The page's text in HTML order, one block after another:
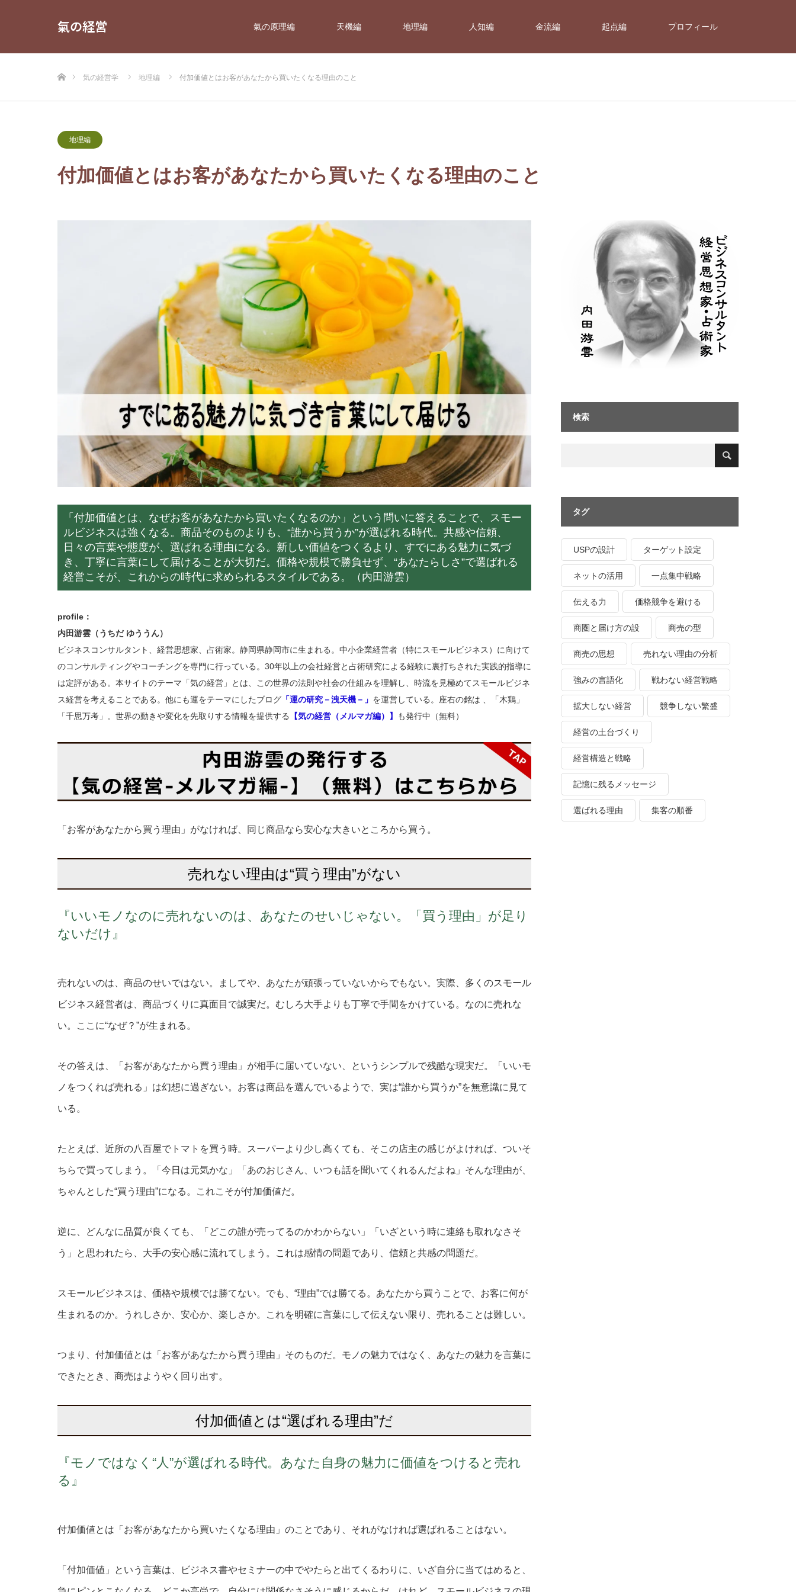
氣の経営 氣の原理編 天機編 地理編 人知編 金流編 起点編 プロフィール
気の経営学 地理編 付加価値とはお客があなたから買いたくなる理由のこと
地理編
付加価値とはお客があなたから買いたくなる理由のこと
「付加価値とは、なぜお客があなたから買いたくなるのか」という問いに答えることで、スモー
ルビジネスは強くなる。商品そのものよりも、“誰から買うか”が選ばれる時代。共感や信頼、
日々の言葉や態度が、選ばれる理由になる。新しい価値をつくるより、すでにある魅力に気づ
き、丁寧に言葉にして届けることが大切だ。価格や規模で勝負せず、“あなたらしさ”で選ばれる
経営こそが、これからの時代に求められるスタイルである。（内田游雲）
profile：
内田游雲（うちだ ゆううん）
ビジネスコンサルタント、経営思想家、占術家。静岡県静岡市に生まれる。中小企業経営者（特にスモールビジネス）に向けて
のコンサルティングやコーチングを専門に行っている。30年以上の会社経営と占術研究による経験に裏打ちされた実践的指導に
は定評がある。本サイトのテーマ「気の経営」とは、この世界の法則や社会の仕組みを理解し、時流を見極めてスモールビジネ
ス経営を考えることである。他にも運をテーマにしたブログ 「運の研究－洩天機－」 を運営している。座右の銘は 、「木鶏」
「千思万考」。世界の動きや変化を先取りする情報を提供する
【気の経営（メルマガ編）】 も発行中（無料）
「お客があなたから買う理由」がなければ、同じ商品なら安心な大きいところから買う。
売れない理由は“買う理由”がない
『いいモノなのに売れないのは、あなたのせいじゃない。「買う理由」が足り
ないだけ』
売れないのは、商品のせいではない。ましてや、あなたが頑張っていないからでもない。実際、多くのスモール
ビジネス経営者は、商品づくりに真面目で誠実だ。むしろ大手よりも丁寧で手間をかけている。なのに売れな
い。ここに“なぜ？”が生まれる。
その答えは、「お客があなたから買う理由」が相手に届いていない、というシンプルで残酷な現実だ。「いいモ
ノをつくれば売れる」は幻想に過ぎない。お客は商品を選んでいるようで、実は“誰から買うか”を無意識に見て
いる。
たとえば、近所の八百屋でトマトを買う時。スーパーより少し高くても、そこの店主の感じがよければ、ついそ
ちらで買ってしまう。「今日は元気かな」「あのおじさん、いつも話を聞いてくれるんだよね」そんな理由が、
ちゃんとした“買う理由”になる。これこそが付加価値だ。
逆に、どんなに品質が良くても、「どこの誰が売ってるのかわからない」「いざという時に連絡も取れなさそ
う」と思われたら、大手の安心感に流れてしまう。これは感情の問題であり、信頼と共感の問題だ。
スモールビジネスは、価格や規模では勝てない。でも、“理由”では勝てる。あなたから買うことで、お客に何が
生まれるのか。うれしさか、安心か、楽しさか。これを明確に言葉にして伝えない限り、売れることは難しい。
つまり、付加価値とは「お客があなたから買う理由」そのものだ。モノの魅力ではなく、あなたの魅力を言葉に
できたとき、商売はようやく回り出す。
付加価値とは“選ばれる理由”だ
『モノではなく“人”が選ばれる時代。あなた自身の魅力に価値をつけると売れ
る』
付加価値とは「お客があなたから買いたくなる理由」のことであり、それがなければ選ばれることはない。
「付加価値」という言葉は、ビジネス書やセミナーの中でやたらと出てくるわりに、いざ自分に当てはめると、
検索
タグ
USPの設計 ターゲット設定
ネットの活用 一点集中戦略
伝える力 価格競争を避ける
商圏と届け方の設 商売の型
商売の思想 売れない理由の分析
強みの言語化 戦わない経営戦略
拡大しない経営 競争しない繁盛
経営の土台づくり
経営構造と戦略
記憶に残るメッセージ
選ばれる理由 集客の順番